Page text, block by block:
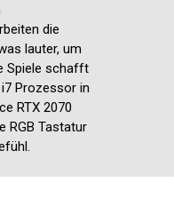
die
lauter, um
Spiele schafft
Prozessor in
RTX 2070
RGB Tastatur